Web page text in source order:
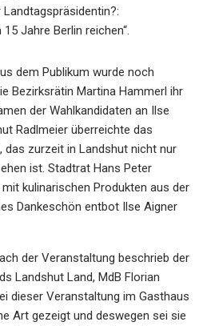
Jahre Berlin reichen“.
dem Publikum wurde noch
Bezirksrätin Martina Hammerl ihr
der Wahlkandidaten an Ilse
Radlmeier überreichte das
das zurzeit in Landshut nicht nur
ist. Stadtrat Hans Peter
kulinarischen Produkten aus der
Dankeschön entbot Ilse Aigner
der Veranstaltung beschrieb der
Landshut Land, MdB Florian
dieser Veranstaltung im Gasthaus
Art gezeigt und deswegen sei sie